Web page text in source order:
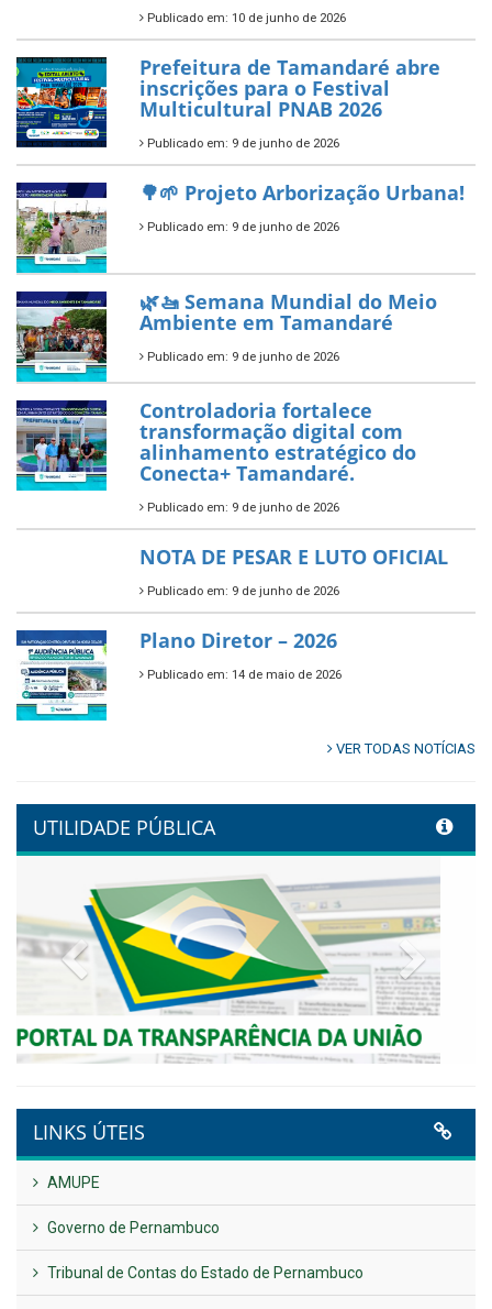
ÚLTIMAS NOTÍCIAS
Tamandaré conquista Selo
Diamante do Sebrae pelo
segundo ano consecutivo e
reafirma excelência no apoio ao
empreendedorismo.
Publicado em: 10 de junho de 2026
novos investimentos para
fortalecer a saúde pública do
município.
Publicado em: 10 de junho de 2026
Prefeitura de Tamandaré abre
inscrições para o Festival
Multicultural PNAB 2026
Publicado em: 9 de junho de 2026
🌳🌱 Projeto Arborização Urbana!
Publicado em: 9 de junho de 2026
🌿🚤 Semana Mundial do Meio
Ambiente em Tamandaré
alinhamento estratégico do
Conecta+ Tamandaré.
NOTA DE PESAR E LUTO OFICIAL
Publicado em: 9 de junho de 2026
Plano Diretor – 2026
Publicado em: 14 de maio de 2026
VER TODAS NOTÍCIAS
UTILIDADE PÚBLICA